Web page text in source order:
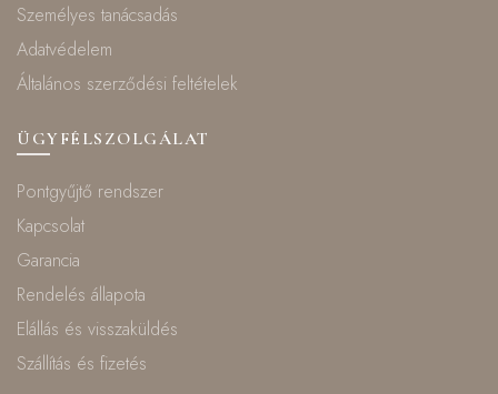
Személyes tanácsadás
Adatvédelem
Általános szerződési feltételek
ÜGYFÉLSZOLGÁLAT
Pontgyűjtő rendszer
Kapcsolat
Garancia
Rendelés állapota
Elállás és visszaküldés
Szállítás és fizetés